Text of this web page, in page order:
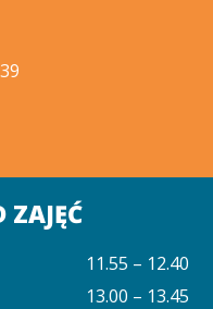
11.55 – 12.40
13.00 – 13.45